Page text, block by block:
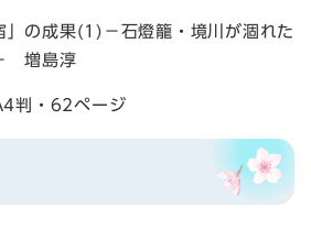
の成果(1)－石燈籠・境川が涸れた
増島淳
判・62ページ